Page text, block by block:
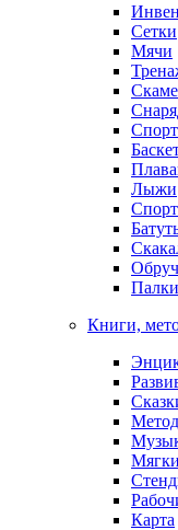
Сетки
Мячи
Лыжи
Обруч
Книги,
Карта